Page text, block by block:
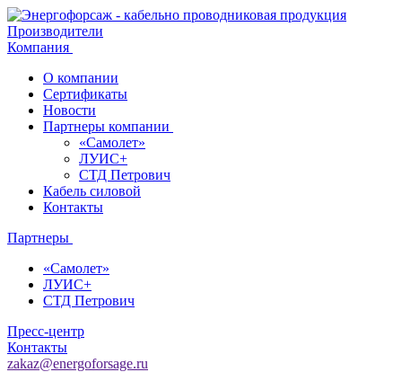
Производители
Компания
О компании
Сертификаты
Новости
Партнеры компании
«Самолет»
ЛУИС+
СТД Петрович
Кабель силовой
Контакты
Партнеры
«Самолет»
ЛУИС+
СТД Петрович
Пресс-центр
Контакты
zakaz@energoforsage.ru